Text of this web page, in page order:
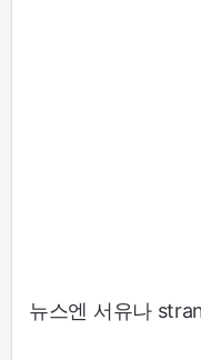
뉴스엔 서유나